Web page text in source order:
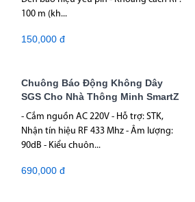
100 m (kh...
150,000 đ
Chuông Báo Động Không Dây
SGS Cho Nhà Thông Minh SmartZ
- Cắm nguồn AC 220V - Hỗ trợ: STK,
Nhận tín hiệu RF 433 Mhz - Âm lượng:
90dB - Kiểu chuôn...
690,000 đ